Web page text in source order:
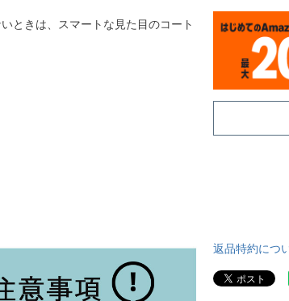
ときは、スマートな見た目のコート
返品特約につ